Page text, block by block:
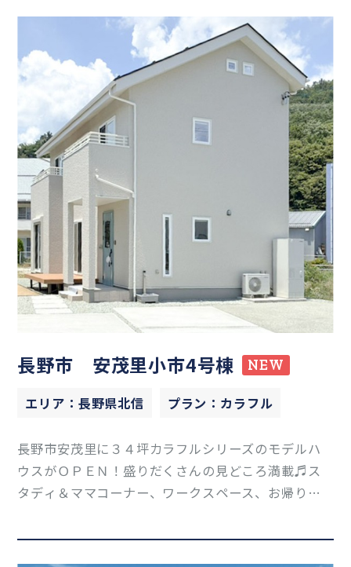
ンビニ、駅も徒歩圏…
長野市 安茂里小市4号棟 NEW
エリア：長野県北信 プラン：カラフル
長野市安茂里に３４坪カラフルシリーズのモデルハ
ウスがＯＰＥＮ！盛りだくさんの見どころ満載♬ス
タディ＆ママコーナー、ワークスペース、お帰り手
洒落なコンカーボ床材を採用！Z空調で一年中快適な